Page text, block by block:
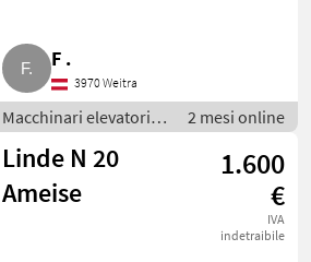
F .
3970 Weitra
Macchinari elevatori e
per magazzino /
Carrello elevatore
2 mesi online
Linde N 20
Ameise
1.600
€
IVA
indetraibile